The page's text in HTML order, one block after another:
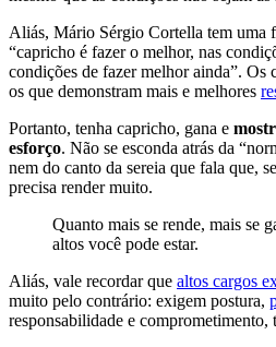
Aliás, Mário Sérgio Cortella tem uma
“capricho é fazer o melhor, nas
condições de fazer melhor ainda”. Os
os que demonstram mais e melhores
Portanto, tenha capricho, gana e
esforço. Não se esconda atrás da
nem do canto da sereia que fala que,
precisa render muito.
Quanto mais se rende, mais se
altos você pode estar.
Aliás, vale recordar que altos cargos
muito pelo contrário: exigem postura,
responsabilidade e comprometimento,